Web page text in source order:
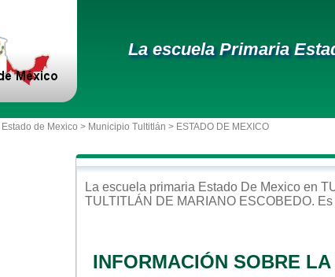
La escuela Primaria
Estado de Mexico > Municipio Tultitlán > ESTADO DE MEXICO
La escuela primaria Estado De Mexico en
TULTITLÁN DE MARIANO ESCOBEDO.
INFORMACIÓN SOBRE